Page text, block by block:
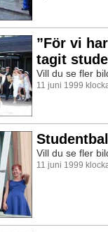
”För vi
tagit
Vill du se fler
11 juni 1999
Vill du se fler
11 juni 1999